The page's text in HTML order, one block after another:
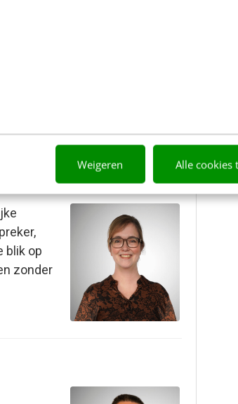
Weigeren Alle cookies
copywriter of
blik op
zonder